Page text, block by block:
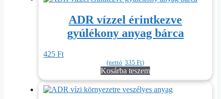
ADR vízzel érintkezve
gyúlékony anyag bárca
425 Ft
(nettó 335 Ft)
Kosárba teszem